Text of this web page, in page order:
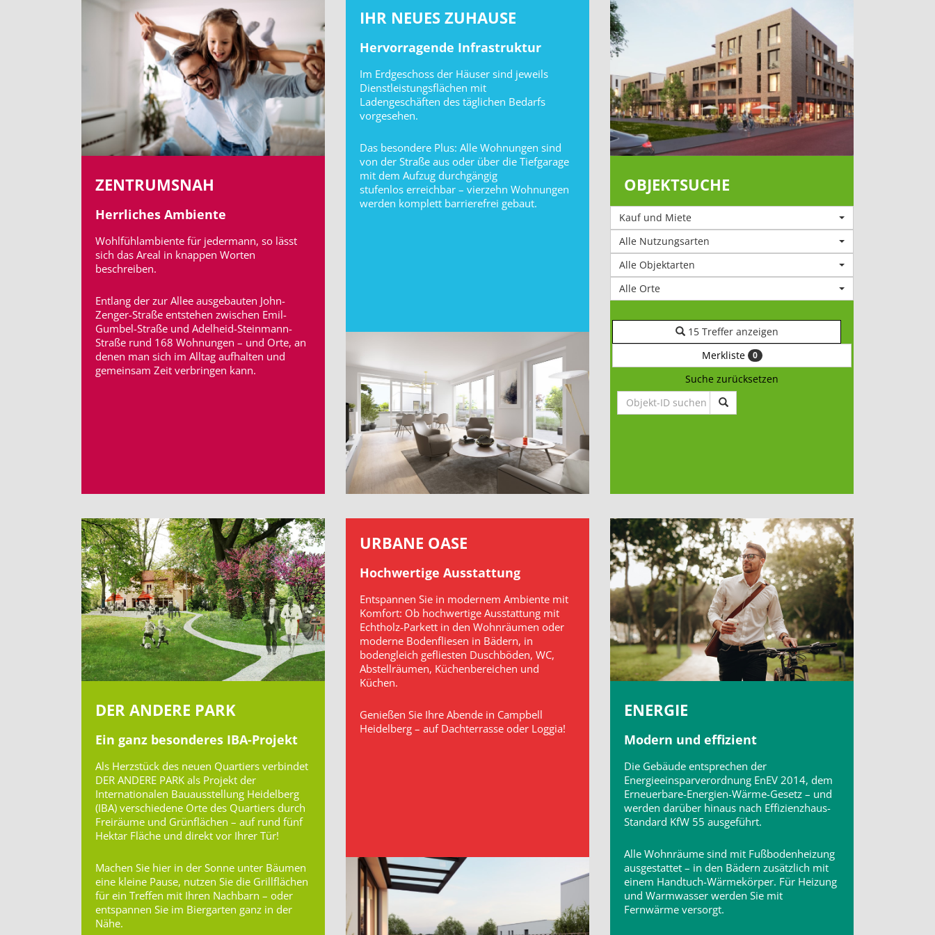
ZENTRUMSNAH
Herrliches Ambiente
Wohlfühlambiente für jedermann, so lässt
sich das Areal in knappen Worten
beschreiben.
Entlang der zur Allee ausgebauten John-
Zenger-Straße entstehen zwischen Emil-
Gumbel-Straße und Adelheid-Steinmann-
Straße rund 168 Wohnungen – und Orte, an
denen man sich im Alltag aufhalten und
gemeinsam Zeit verbringen kann.
IHR NEUES ZUHAUSE
Hervorragende Infrastruktur
Im Erdgeschoss der Häuser sind jeweils
Dienstleistungsflächen mit
Ladengeschäften des täglichen Bedarfs
vorgesehen.
Das besondere Plus: Alle Wohnungen sind
von der Straße aus oder über die Tiefgarage
mit dem Aufzug durchgängig
stufenlos erreichbar – vierzehn Wohnungen
werden komplett barrierefrei gebaut.
OBJEKTSUCHE
Kauf und Miete
Alle Nutzungsarten
Alle Objektarten
Alle Orte
15 Treffer anzeigen
Merkliste
0
Suche zurücksetzen
DER ANDERE PARK
Ein ganz besonderes IBA-Projekt
Als Herzstück des neuen Quartiers verbindet
DER ANDERE PARK als Projekt der
Internationalen Bauausstellung Heidelberg
(IBA) verschiedene Orte des Quartiers durch
Freiräume und Grünflächen – auf rund fünf
Hektar Fläche und direkt vor Ihrer Tür!
Machen Sie hier in der Sonne unter Bäumen
eine kleine Pause, nutzen Sie die Grillflächen
für ein Treffen mit Ihren Nachbarn – oder
entspannen Sie im Biergarten ganz in der
Nähe.
URBANE OASE
Hochwertige Ausstattung
Entspannen Sie in modernem Ambiente mit
Komfort: Ob hochwertige Ausstattung mit
Echtholz-Parkett in den Wohnräumen oder
moderne Bodenfliesen in Bädern, in
bodengleich gefliesten Duschböden, WC,
Abstellräumen, Küchenbereichen und
Küchen.
Genießen Sie Ihre Abende in Campbell
Heidelberg – auf Dachterrasse oder Loggia!
ENERGIE
Modern und effizient
Die Gebäude entsprechen der
Energieeinsparverordnung EnEV 2014, dem
Erneuerbare-Energien-Wärme-Gesetz – und
werden darüber hinaus nach Effizienzhaus-
Standard KfW 55 ausgeführt.
Alle Wohnräume sind mit Fußbodenheizung
ausgestattet – in den Bädern zusätzlich mit
einem Handtuch-Wärmekörper. Für Heizung
und Warmwasser werden Sie mit
Fernwärme versorgt.